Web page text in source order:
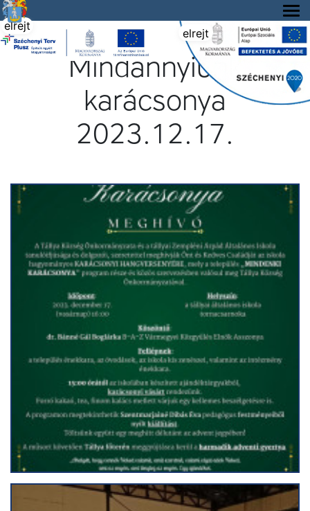
Tállya Község honlapja
elrejt
elrejt
Mindannyiunk
karácsonya
2023.12.17.